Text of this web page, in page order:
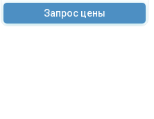
Запрос цены